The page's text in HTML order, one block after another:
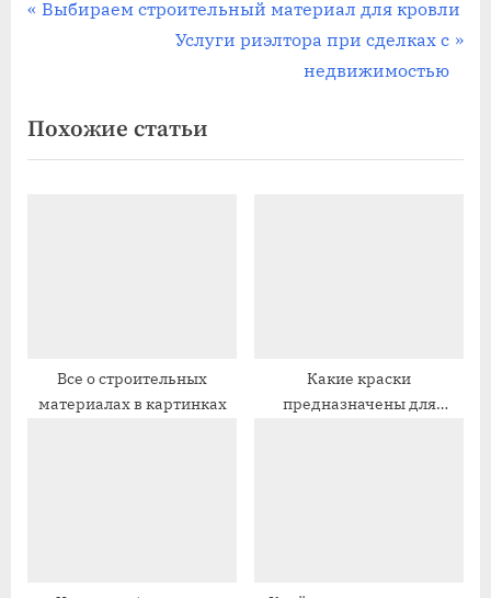
Навигация
П
ы
д
и
Выбираем строительный материал для кровли
С
д
у
п
и
Услуги риэлтора при сделках с
недвижимостью
Похожие статьи
Все о строительных
материалах в картинках
Какие краски
предназначены для